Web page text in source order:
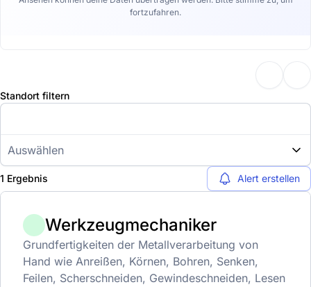
fortzufahren.
Standort filtern
Auswählen
1 Ergebnis Alert erstellen
Werkzeugmechaniker
Grundfertigkeiten der Metallverarbeitung von
Hand wie Anreißen, Körnen, Bohren, Senken,
Feilen, Scherschneiden, Gewindeschneiden, Lesen